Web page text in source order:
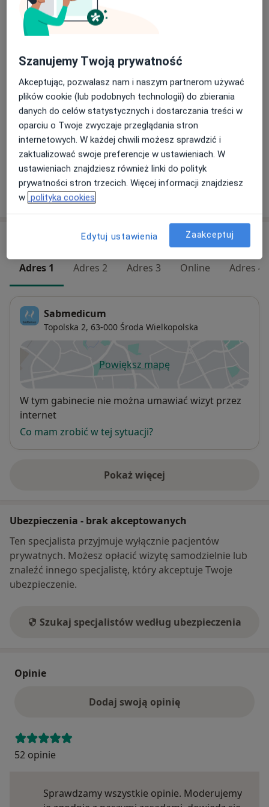
Konsultacja psychologiczna (kolejna wizyta)
180 zł Szczegóły
Konsultacja psychologiczna dla par
200 zł Szczegóły
Opinia psychologiczna
80 zł Szczegóły
+ 3 usługi
W jaki sposób ustalane są ceny?
Adres 1 Adres 2 Adres 3 Online Adres 4
Sabmedicum
Topolska 2, 63-000 Środa Wielkopolska
Powiększ mapęotwiera się w nowej karcie
Dostępność
W tym gabinecie nie można umawiać wizyt przez
internet
Co mam zrobić w tej sytuacji?
Pokaż więcej
o adresie
Ubezpieczenia - brak akceptowanych
Ten specjalista przyjmuje wyłącznie pacjentów
prywatnych. Możesz opłacić wizytę samodzielnie lub
znaleźć innego specjalistę, który akceptuje Twoje
ubezpieczenie.
Szukaj specjalistów według ubezpieczenia
Opinie
Dodaj swoją opinię
52 opinie
Sprawdzamy wszystkie opinie. Moderujemy
Szanujemy Twoją prywatność
Akceptując, pozwalasz nam i naszym partnerom używać
plików cookie (lub podobnych technologii) do zbierania
danych do celów statystycznych i dostarczania treści w
oparciu o Twoje zwyczaje przeglądania stron
internetowych. W każdej chwili możesz sprawdzić i
zaktualizować swoje preferencje w ustawieniach. W
ustawieniach znajdziesz również linki do polityk
prywatności stron trzecich. Więcej informacji znajdziesz
w polityka cookies
Edytuj ustawienia Zaakceptuj